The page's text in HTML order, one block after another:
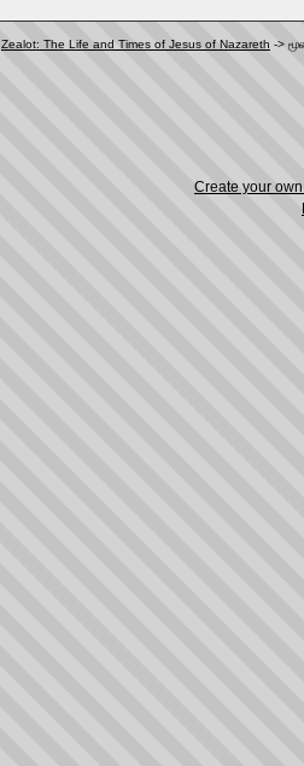
Zealot: The Life and Times of Jesus of Nazareth ->
Create your